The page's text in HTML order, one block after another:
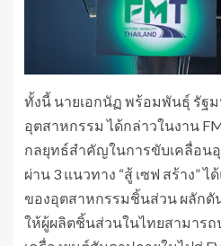
ทั้งนี้ นายเอกนัฏ พร้อมพันธุ์ รัฐ
อุตสาหกรรม ได้กล่าวในงาน
กลยุทธ์สำคัญในการขับเคลื่อน
ผ่าน 3 แนวทาง “สู้ เซฟ สร้าง” ไ
ของอุตสาหกรรมชิ้นส่วน ผลักดัน
ให้ผู้ผลิตชิ้นส่วนในไทยสามาร